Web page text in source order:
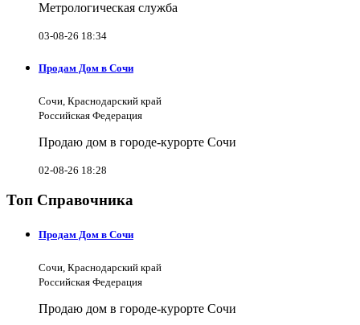
Метрологическая служба
03-08-26 18:34
Продам Дом в Сочи
Сочи, Краснодарский край
Российская Федерация
Продаю дом в городе-курорте Сочи
02-08-26 18:28
Топ Справочника
Продам Дом в Сочи
Сочи, Краснодарский край
Российская Федерация
Продаю дом в городе-курорте Сочи